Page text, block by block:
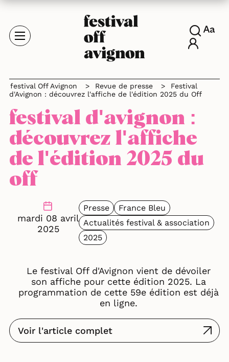
festival Off Avignon > Revue de presse >
Festival
d'Avignon : découvrez l'affiche de l'édition 2025 du Off
festival d'avignon :
découvrez l'affiche
de l'édition 2025 du
off
mardi 08 avril
2025
Presse
France Bleu
Actualités festival & association
2025
Le festival Off d'Avignon vient de dévoiler
son affiche pour cette édition 2025. La
programmation de cette 59e édition est déjà
en ligne.
Voir l'article complet